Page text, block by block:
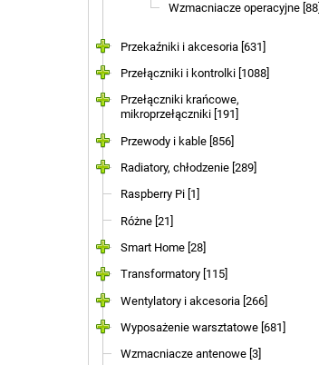
Wzmacniacze operacyjne [88]
Przekaźniki i akcesoria [631]
Przełączniki i kontrolki [1088]
Przełączniki krańcowe,
mikroprzełączniki [191]
Przewody i kable [856]
Radiatory, chłodzenie [289]
Raspberry Pi [1]
Różne [21]
Smart Home [28]
Transformatory [115]
Wentylatory i akcesoria [266]
Wyposażenie warsztatowe [681]
Wzmacniacze antenowe [3]